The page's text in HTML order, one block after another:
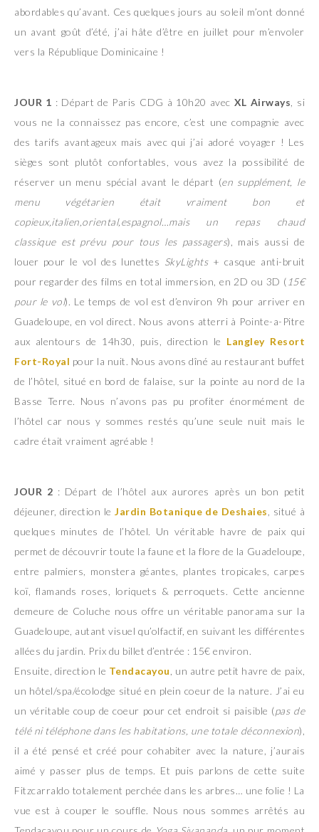
abordables qu’avant. Ces quelques jours au soleil m’ont donné
un avant goût d’été, j’ai hâte d’être en juillet pour m’envoler
vers la République Dominicaine !
JOUR 1 : Départ de Paris CDG à 10h20 avec XL Airways, si
vous ne la connaissez pas encore, c’est une compagnie avec
des tarifs avantageux mais avec qui j’ai adoré voyager ! Les
sièges sont plutôt confortables, vous avez la possibilité de
réserver un menu spécial avant le départ (en supplément, le
menu végétarien était vraiment bon et
copieux,italien,oriental,espagnol…mais un repas chaud
classique est prévu pour tous les passagers), mais aussi de
louer pour le vol des lunettes SkyLights+ casque anti-bruit
pour regarder des films en total immersion, en 2D ou 3D (15€
pour le vol). Le temps de vol est d’environ 9h pour arriver en
Guadeloupe, en vol direct. Nous avons atterri à Pointe-a-Pitre
aux alentours de 14h30, puis, direction le Langley Resort
Fort-Royal pour la nuit. Nous avons dîné au restaurant buffet
de l’hôtel, situé en bord de falaise, sur la pointe au nord de la
Basse Terre. Nous n’avons pas pu profiter énormément de
l’hôtel car nous y sommes restés qu’une seule nuit mais le
cadre était vraiment agréable !
JOUR 2 : Départ de l’hôtel aux aurores après un bon petit
déjeuner, direction leJardin Botanique de Deshaies, situé à
quelques minutes de l’hôtel. Un véritable havre de paix qui
permet de découvrir toute la faune et la flore de la Guadeloupe,
entre palmiers, monstera géantes, plantes tropicales, carpes
koï, flamands roses, loriquets & perroquets. Cette ancienne
demeure de Coluche nous offre un véritable panorama sur la
Guadeloupe, autant visuel qu’olfactif, en suivant les différentes
allées du jardin. Prix du billet d’entrée : 15€ environ.
Ensuite, direction le Tendacayou, un autre petit havre de paix,
un hôtel/spa/écolodge situé en plein coeur de la nature. J’ai eu
un véritable coup de coeur pour cet endroit si paisible (pas de
télé ni téléphone dans les habitations, une totale déconnexion),
il a été pensé et créé pour cohabiter avec la nature, j’aurais
aimé y passer plus de temps. Et puis parlons de cette suite
Fitzcarraldo totalement perchée dans les arbres… une folie ! La
vue est à couper le souffle. Nous nous sommes arrêtés au